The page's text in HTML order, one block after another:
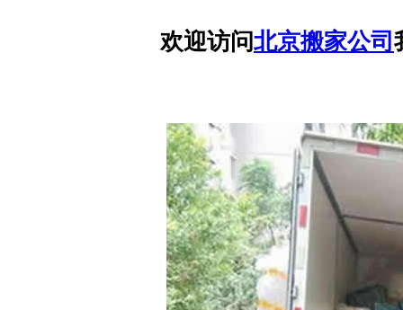
欢迎访问北京搬家公司